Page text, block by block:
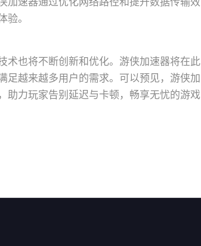
。
术也将不断创新和优化。游侠加速器将在此
足越来越多用户的需求。可以预见，游侠加
助力玩家告别延迟与卡顿，畅享无忧的游戏